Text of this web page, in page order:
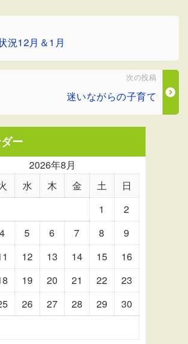
況12月＆1月
次の投稿
迷いながらの子育て
ー
2026年8月
水 木 金 土
日
1
2
4 5 6 7 8
9
12 13 14 15
16
19 20 21 22
23
26 27 28 29
30